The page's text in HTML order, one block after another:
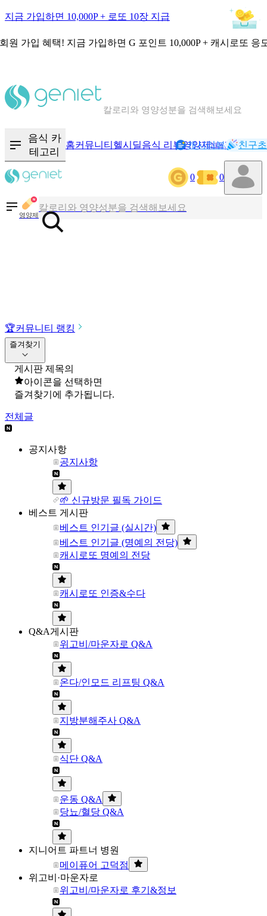
지금 가입하면 10,000P + 로또 10장 지급
원 가입 혜택! 지금 가입하면 G 포인트 10,000P + 캐시로또 응
칼로리와 영양성분을 검색해보세요
음식 카
테고리
홈커뮤니티 헬시딜음식 리뷰영양제NEW기록
캐시리뷰 친구
0 0
영양제
칼로리와 영양성분을 검색해보세요
혈당 · 다이어트 음식 검색해보세요
🏆커뮤니티 랭킹
즐겨찾기
게시판 제목의
아이콘을 선택하면
즐겨찾기에 추가됩니다.
전체글
공지사항
공지사항
🌱 신규방문 필독 가이드
베스트 게시판
베스트 인기글 (실시간)
베스트 인기글 (명예의 전당)
캐시로또 명예의 전당
캐시로또 인증&수다
Q&A게시판
위고비/마운자로 Q&A
온다/인모드 리프팅 Q&A
지방분해주사 Q&A
식단 Q&A
운동 Q&A
당뇨/혈당 Q&A
지니어트 파트너 병원
메이퓨어 고덕점
위고비·마운자로
위고비/마운자로 후기&정보